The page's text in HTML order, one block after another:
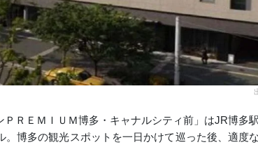
ＲＥＭＩＵＭ博多・キャナルシティ前」はJR博多
。博多の観光スポットを一日かけて巡った後、適度